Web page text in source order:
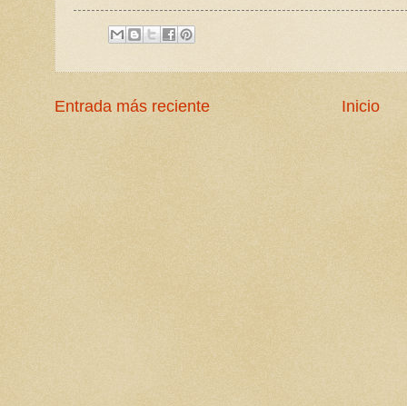
Entrada más reciente Inicio